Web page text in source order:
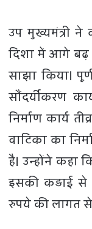
उप मुख्यमंत्री
दिशा में आगे बढ़
साझा किया।
सौंदर्यीकरण
निर्माण कार्य
वाटिका का
है। उन्होंने कहा
इसकी कड़ाई से
रुपये की लागत से